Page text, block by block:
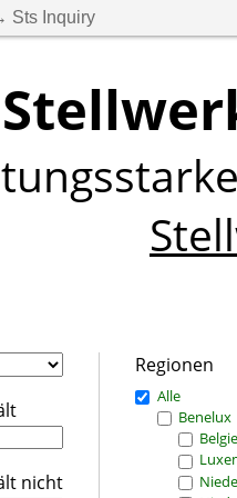
Inquiry
nicht
Regionen
Alle
Benelux